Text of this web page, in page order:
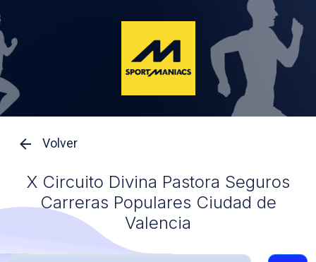
Volver
X Circuito Divina Pastora Seguros
Carreras Populares Ciudad de
Valencia